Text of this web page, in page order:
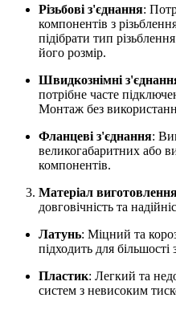
Різьбові з'єднання:
компонентів з
підібрати тип
його розмір.
Швидкознімні
потрібне часте
Монтаж без
Фланцеві з'єднання:
великогабаритних або
компонентів.
Матеріал
довговічність та
Латунь: Міцний та
підходить для більшості
Пластик: Легкий та
систем з невисоким